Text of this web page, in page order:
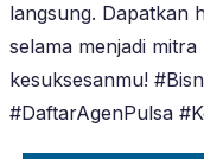
langsung. Dapatkan
selama menjadi
kesuksesanmu!
#DaftarAgenPulsa